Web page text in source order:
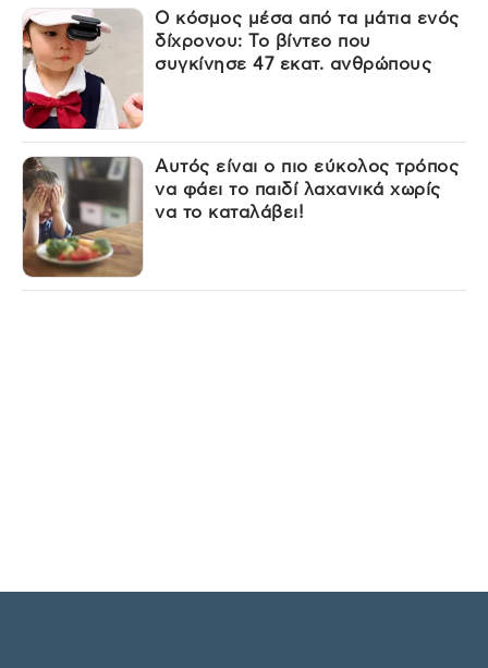
Ο κόσμος μέσα από τα μάτια ενός
δίχρονου: Το βίντεο που
συγκίνησε 47 εκατ. ανθρώπους
Αυτός είναι ο πιο εύκολος τρόπος
να φάει το παιδί λαχανικά χωρίς
να το καταλάβει!